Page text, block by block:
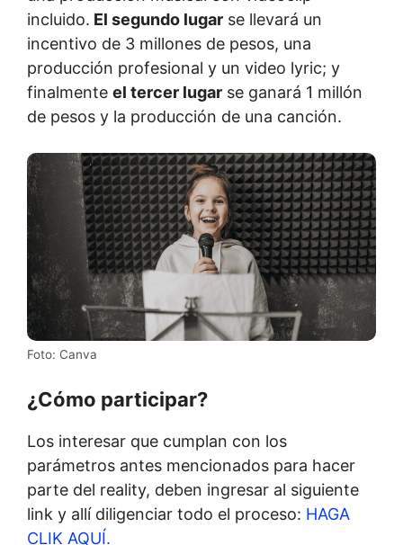
incluido. El segundo lugar se llevará un
incentivo de 3 millones de pesos, una
producción profesional y un video lyric; y
finalmente el tercer lugar se ganará 1 millón
de pesos y la producción de una canción.
Foto: Canva
¿Cómo participar?
Los interesar que cumplan con los
parámetros antes mencionados para hacer
parte del reality, deben ingresar al siguiente
link y allí diligenciar todo el proceso: HAGA
CLIK AQUÍ.